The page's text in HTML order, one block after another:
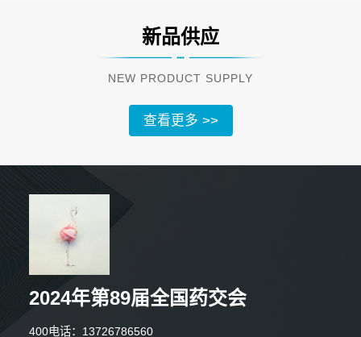
新品供应
NEW PRODUCT SUPPLY
查看更多 >>
2024年第89届全国药交会
400电话：13726786560
3分钟前 李小姐 正在咨询